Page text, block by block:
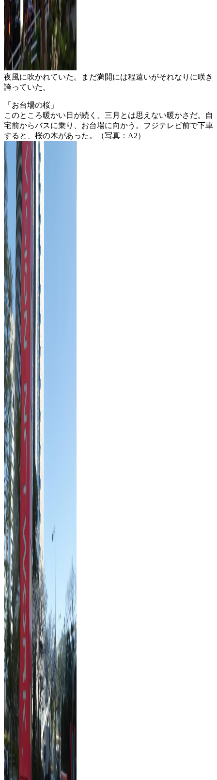
夜風に吹かれていた。まだ満開には程遠いがそれなりに咲き
誇っていた。
「お台場の桜」
このところ暖かい日が続く。三月とは思えない暖かさだ。自
宅前からバスに乗り、お台場に向かう。フジテレビ前で下車
すると、桜の木があった。（写真：A2）